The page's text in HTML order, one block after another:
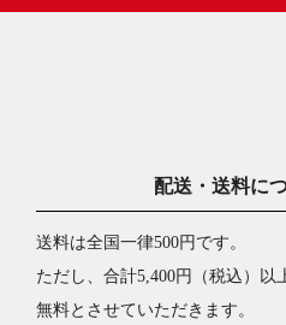
配送・送料に
送料は全国一律500円です。
ただし、合計5,400円（税込）以
無料とさせていただきます。